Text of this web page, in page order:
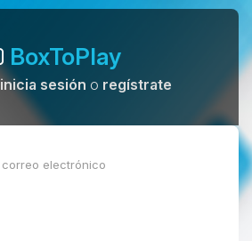
BoxToPlay
inicia sesión o regístrate